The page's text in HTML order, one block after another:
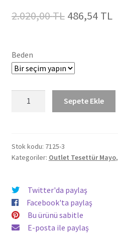
2.020,00TL Orijinal
486,54 TL
Beden
Desenli
Modelli
Mayo
7125
Fuşya
adet
Sepete Ekle
Stok kodu: 7125-3
Kategoriler: Outlet Tesettür Mayo,
Twitter'da paylaş
Facebook'ta paylaş
Bu ürünü sabitle
E-posta ile paylaş